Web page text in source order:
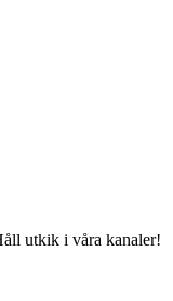
utkik i våra kanaler!